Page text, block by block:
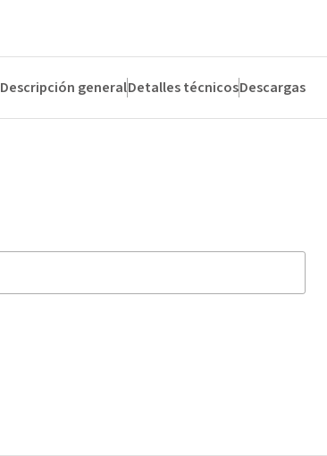
Descripción generalDetalles técnicosDescargas